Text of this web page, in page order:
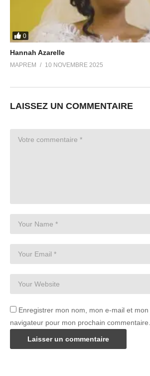
0
Hannah Azarelle
MAPREM 10 NOVEMBRE 2025
LAISSEZ UN COMMENTAIRE
Enregistrer mon nom, mon e-mail et
navigateur pour mon prochain commentaire.